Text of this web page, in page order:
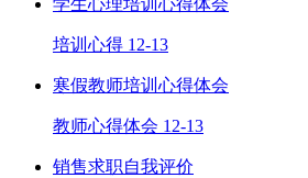
学生心理培训心得体会
培训心得 12-13
寒假教师培训心得体会
教师心得体会 12-13
销售求职自我评价